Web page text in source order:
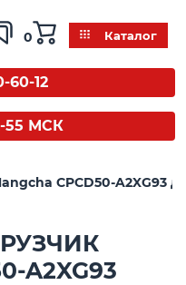
0 Каталог
60-12
55 МСК
CPCD50-A2XG93
A2XG93